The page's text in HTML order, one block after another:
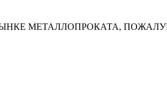
МЕТАЛЛОПРОКАТА,